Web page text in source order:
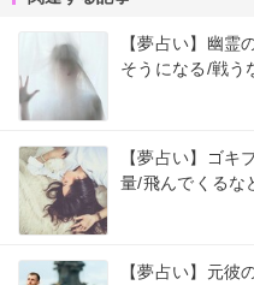
【夢占い】幽霊
そうになる/戦う
【夢占い】ゴキ
量/飛んでくるな
【夢占い】元彼